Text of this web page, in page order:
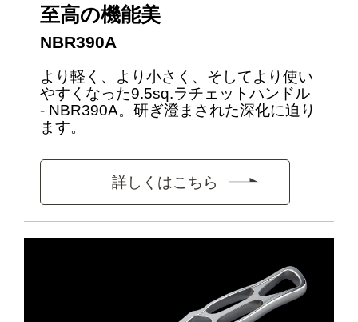
至高の機能美
NBR390A
より軽く、より小さく、そしてより使い
やすくなった9.5sq.ラチェットハンドル
- NBR390A。研ぎ澄まされた深化に迫り
ます。
詳しくはこちら